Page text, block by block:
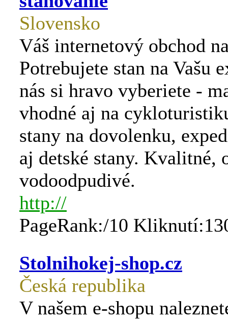
Slovensko
Váš internetový obchod
Potrebujete stan na Vašu
nás si hravo vyberiete -
vhodné aj na
stany na dovolenku,
aj detské stany. Kvalitné,
vodoodpudivé.
http://
PageRank:/10
Stolnihokej-shop.cz
Česká republika
V našem e-shopu